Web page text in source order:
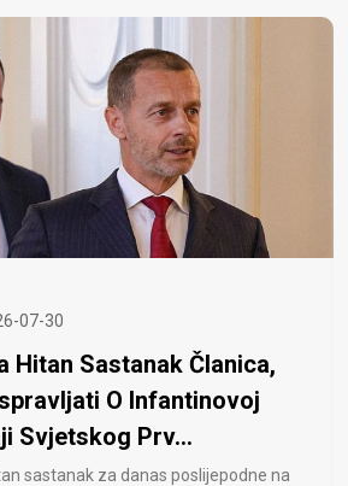
07-30
Hitan Sastanak Članica,
O Infantinovoj
Svjetskog Prv...
sastanak za danas poslijepodne na